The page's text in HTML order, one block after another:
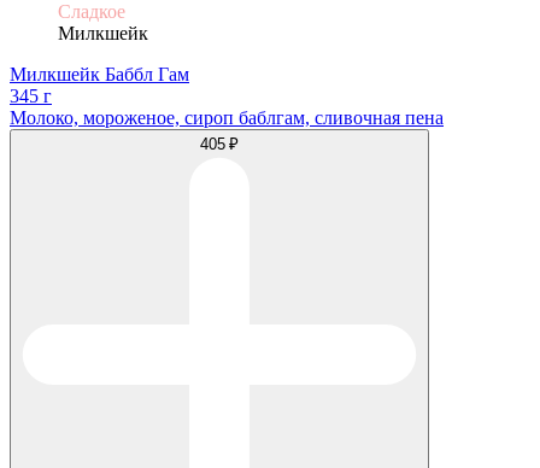
Сладкое
Милкшейк
Милкшейк Баббл Гам
345 г
Молоко, мороженое, сироп баблгам, сливочная пена
405 ₽